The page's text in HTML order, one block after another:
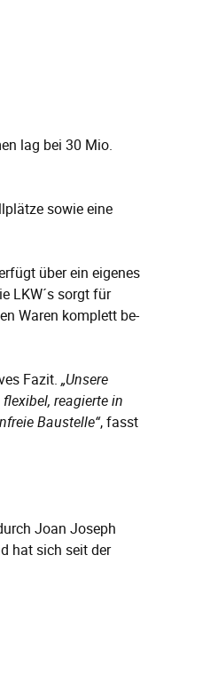
lag bei 30 Mio.
sowie eine
über ein eigenes
LKW´s sorgt für
Waren komplett be-
Fazit. „Unsere
reagierte in
Baustelle“, fasst
Joan Joseph
hat sich seit der